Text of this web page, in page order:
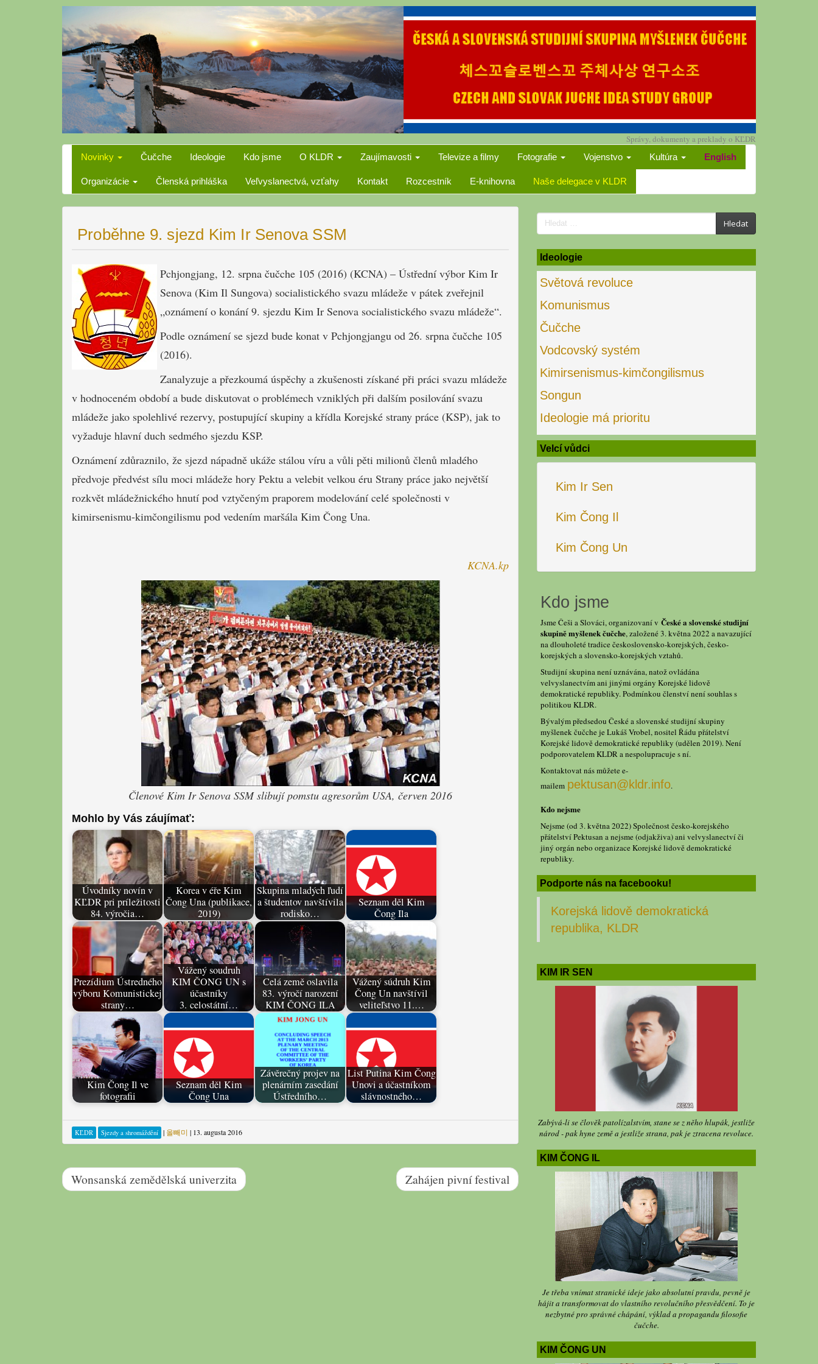
Správy, dokumenty a preklady o KĽDR
Novinky Čučche Ideologie Kdo jsme O KLDR Zaujímavosti Televize a filmy Fotografie Vojenstvo Kultúra English
Organizácie Členská prihláška Veľvyslanectvá, vzťahy Kontakt Rozcestník E-knihovna Naše delegace v KLDR
Proběhne 9. sjezd Kim Ir Senova SSM
Pchjongjang, 12. srpna čučche 105 (2016) (KCNA) – Ústřední výbor Kim Ir
Senova (Kim Il Sungova) socialistického svazu mládeže v pátek zveřejnil
„oznámení o konání 9. sjezdu Kim Ir Senova socialistického svazu mládeže“.
Podle oznámení se sjezd bude konat v Pchjongjangu od 26. srpna čučche 105
(2016).
Zanalyzuje a přezkoumá úspěchy a zkušenosti získané při práci svazu mládeže
v hodnoceném období a bude diskutovat o problémech vzniklých při dalším posilování svazu
mládeže jako spolehlivé rezervy, postupující skupiny a křídla Korejské strany práce (KSP), jak to
vyžaduje hlavní duch sedmého sjezdu KSP.
Oznámení zdůraznilo, že sjezd nápadně ukáže stálou víru a vůli pěti milionů členů mladého
předvoje předvést sílu moci mládeže hory Pektu a velebit velkou éru Strany práce jako největší
rozkvět mládežnického hnutí pod vztyčeným praporem modelování celé společnosti v
kimirsenismu-kimčongilismu pod vedením maršála Kim Čong Una.
KCNA.kp
Členové Kim Ir Senova SSM slibují pomstu agresorům USA, červen 2016
Mohlo by Vás záujímať:
Úvodníky novín v
KĽDR pri príležitosti
84. výročia…
Korea v éře Kim
Čong Una (publikace,
2019)
Skupina mladých ľudí
a študentov navštívila
rodisko…
Seznam děl Kim
Čong Ila
Prezídium Ústredného
výboru Komunistickej
strany…
Vážený soudruh
KIM ČONG UN s
účastníky
3. celostátní…
Celá země oslavila
83. výročí narození
KIM ČONG ILA
Vážený súdruh Kim
Čong Un navštívil
veliteľstvo 11.…
Kim Čong Il ve
fotografii
Seznam děl Kim
Čong Una
Závěrečný projev na
plenárním zasedání
Ústředního…
List Putina Kim Čong
Unovi a účastníkom
slávnostného…
KĽDR Sjezdy a shromáždění | 올빼미 | 13. augusta 2016
Zahájen pivní festival
Wonsanská zemědělská univerzita
Search
for:
Hledat
Ideologie
Světová revoluce
Komunismus
Čučche
Vodcovský systém
Kimirsenismus-kimčongilismus
Songun
Ideologie má prioritu
Velcí vůdci
Kim Ir Sen
Kim Čong Il
Kim Čong Un
Kdo jsme
Jsme Češi a Slováci, organizovaní v České a slovenské studijní
skupině myšlenek čučche, založené 3. května 2022 a navazující
na dlouholeté tradice československo-korejských, česko-
korejských a slovensko-korejských vztahů.
Studijní skupina není uznávána, natož ovládána
velvyslanectvím ani jinými orgány Korejské lidově
demokratické republiky. Podmínkou členství není souhlas s
politikou KLDR.
Bývalým předsedou České a slovenské studijní skupiny
myšlenek čučche je Lukáš Vrobel, nositel Řádu přátelství
Korejské lidově demokratické republiky (udělen 2019). Není
podporovatelem KLDR a nespolupracuje s ní.
Kontaktovat nás můžete e-
mailem pektusan@kldr.info.
Kdo nejsme
Nejsme (od 3. května 2022) Společnost česko-korejského
přátelství Pektusan a nejsme (odjakživa) ani velvyslanectví či
jiný orgán nebo organizace Korejské lidově demokratické
republiky.
Podporte nás na facebooku!
Korejská lidově demokratická
republika, KLDR
KIM IR SEN
Zabývá-li se člověk patolízalstvím, stane se z něho hlupák, jestliže
národ - pak hyne země a jestliže strana, pak je ztracena revoluce.
KIM ČONG IL
Je třeba vnímat stranické ideje jako absolutní pravdu, pevně je
hájit a transformovat do vlastního revolučního přesvědčení. To je
nezbytné pro správné chápání, výklad a propagandu filosofie
čučche.
KIM ČONG UN